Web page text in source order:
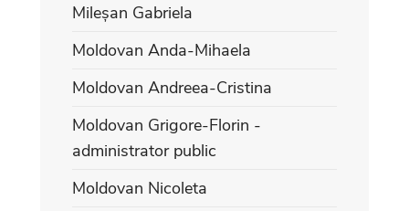
Mileșan Gabriela
Moldovan Anda-Mihaela
Moldovan Andreea-Cristina
Moldovan Grigore-Florin -
administrator public
Moldovan Nicoleta